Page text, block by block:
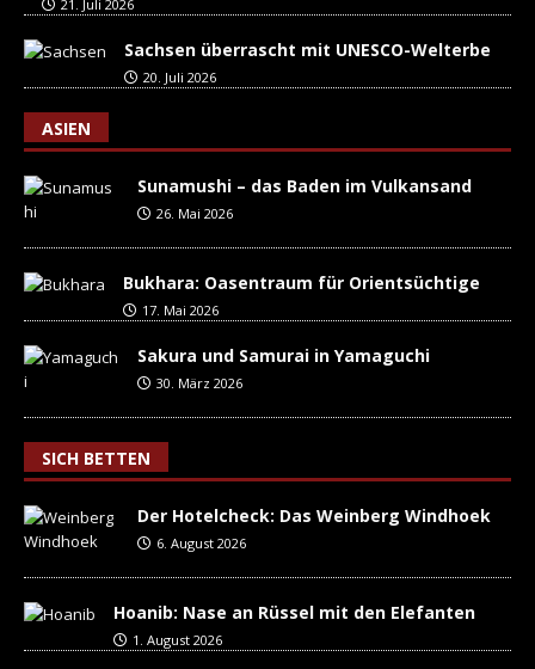
21. Juli 2026
Sachsen überrascht mit UNESCO-Welterbe
20. Juli 2026
ASIEN
Sunamushi – das Baden im Vulkansand
26. Mai 2026
Bukhara: Oasentraum für Orientsüchtige
17. Mai 2026
Sakura und Samurai in Yamaguchi
30. März 2026
SICH BETTEN
Der Hotelcheck: Das Weinberg Windhoek
6. August 2026
Hoanib: Nase an Rüssel mit den Elefanten
1. August 2026